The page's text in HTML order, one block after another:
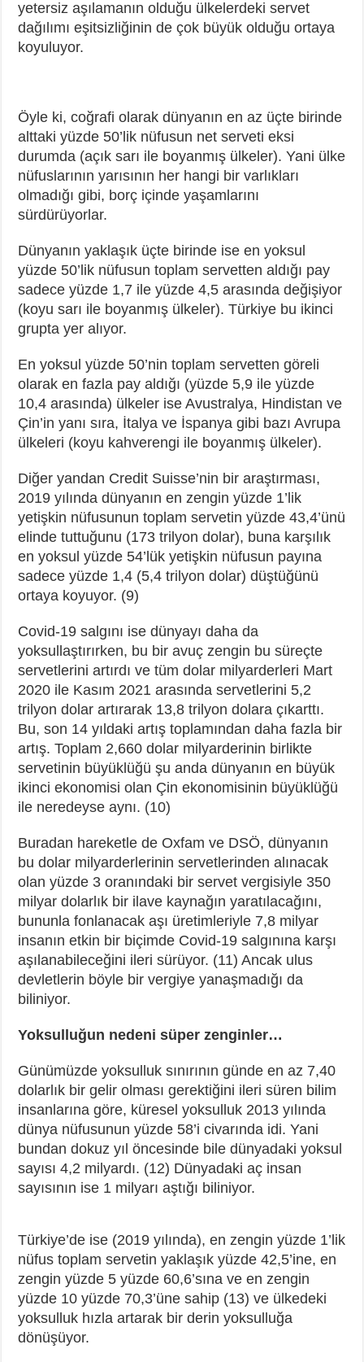
yetersiz aşılamanın olduğu ülkelerdeki servet
dağılımı eşitsizliğinin de çok büyük olduğu ortaya
koyuluyor.
Öyle ki, coğrafi olarak dünyanın en az üçte birinde
alttaki yüzde 50’lik nüfusun net serveti eksi
durumda (açık sarı ile boyanmış ülkeler). Yani ülke
nüfuslarının yarısının her hangi bir varlıkları
olmadığı gibi, borç içinde yaşamlarını
sürdürüyorlar.
Dünyanın yaklaşık üçte birinde ise en yoksul
yüzde 50’lik nüfusun toplam servetten aldığı pay
sadece yüzde 1,7 ile yüzde 4,5 arasında değişiyor
(koyu sarı ile boyanmış ülkeler). Türkiye bu ikinci
grupta yer alıyor.
En yoksul yüzde 50’nin toplam servetten göreli
olarak en fazla pay aldığı (yüzde 5,9 ile yüzde
10,4 arasında) ülkeler ise Avustralya, Hindistan ve
Çin’in yanı sıra, İtalya ve İspanya gibi bazı Avrupa
ülkeleri (koyu kahverengi ile boyanmış ülkeler).
Diğer yandan Credit Suisse’nin bir araştırması,
2019 yılında dünyanın en zengin yüzde 1’lik
yetişkin nüfusunun toplam servetin yüzde 43,4’ünü
elinde tuttuğunu (173 trilyon dolar), buna karşılık
en yoksul yüzde 54’lük yetişkin nüfusun payına
sadece yüzde 1,4 (5,4 trilyon dolar) düştüğünü
ortaya koyuyor. (9)
Covid-19 salgını ise dünyayı daha da
yoksullaştırırken, bu bir avuç zengin bu süreçte
servetlerini artırdı ve tüm dolar milyarderleri Mart
2020 ile Kasım 2021 arasında servetlerini 5,2
trilyon dolar artırarak 13,8 trilyon dolara çıkarttı.
Bu, son 14 yıldaki artış toplamından daha fazla bir
artış. Toplam 2,660 dolar milyarderinin birlikte
servetinin büyüklüğü şu anda dünyanın en büyük
ikinci ekonomisi olan Çin ekonomisinin büyüklüğü
ile neredeyse aynı. (10)
Buradan hareketle de Oxfam ve DSÖ, dünyanın
bu dolar milyarderlerinin servetlerinden alınacak
olan yüzde 3 oranındaki bir servet vergisiyle 350
milyar dolarlık bir ilave kaynağın yaratılacağını,
bununla fonlanacak aşı üretimleriyle 7,8 milyar
insanın etkin bir biçimde Covid-19 salgınına karşı
aşılanabileceğini ileri sürüyor. (11) Ancak ulus
devletlerin böyle bir vergiye yanaşmadığı da
biliniyor.
Yoksulluğun nedeni süper zenginler…
Günümüzde yoksulluk sınırının günde en az 7,40
dolarlık bir gelir olması gerektiğini ileri süren bilim
insanlarına göre, küresel yoksulluk 2013 yılında
dünya nüfusunun yüzde 58’i civarında idi. Yani
bundan dokuz yıl öncesinde bile dünyadaki yoksul
sayısı 4,2 milyardı. (12) Dünyadaki aç insan
sayısının ise 1 milyarı aştığı biliniyor.
Türkiye’de ise (2019 yılında), en zengin yüzde 1’lik
nüfus toplam servetin yaklaşık yüzde 42,5’ine, en
zengin yüzde 5 yüzde 60,6’sına ve en zengin
yüzde 10 yüzde 70,3’üne sahip (13) ve ülkedeki
yoksulluk hızla artarak bir derin yoksulluğa
dönüşüyor.